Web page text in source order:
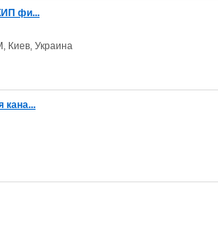
фи...
Киев, Украина
кана...